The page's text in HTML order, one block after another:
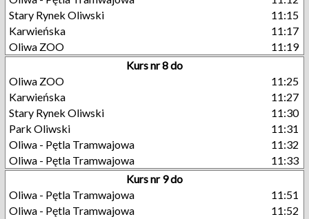
Stary Rynek Oliwski
11:15
Karwieńska
11:17
Oliwa ZOO
11:19
Kurs nr 8 do
Oliwa ZOO
11:25
Karwieńska
11:27
Stary Rynek Oliwski
11:30
Park Oliwski
11:31
Oliwa - Pętla Tramwajowa
11:32
Oliwa - Pętla Tramwajowa
11:33
Kurs nr 9 do
Oliwa - Pętla Tramwajowa
11:51
Oliwa - Pętla Tramwajowa
11:52